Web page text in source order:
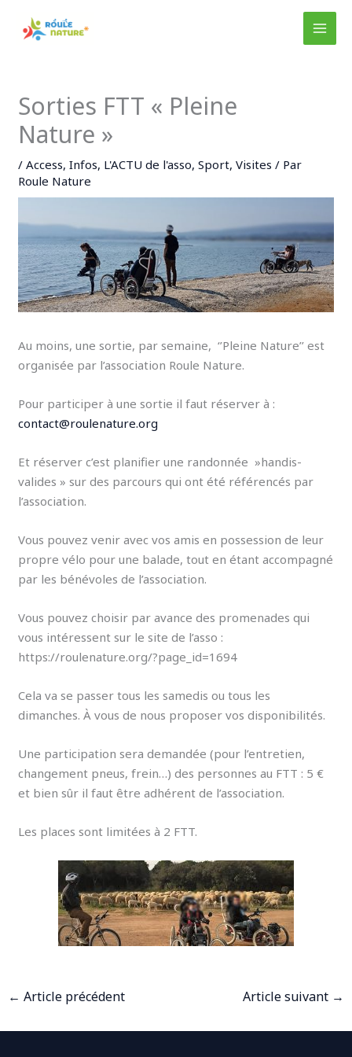
Sorties FTT « Pleine
Nature »
/Access,Infos, L'ACTU de l'asso,Sport,Visites / Par
Roule Nature
Au moins, une sortie, par semaine, ‘’Pleine Nature’’ est
organisée par l’association Roule Nature.
Pour participer à une sortie il faut réserver à :
contact@roulenature.org
Et réserver c’est planifier une randonnée »handis-
valides » sur des parcours qui ont été référencés par
l’association.
Vous pouvez venir avec vos amis en possession de leur
propre vélo pour une balade, tout en étant accompagné
par les bénévoles de l’association.
Vous pouvez choisir par avance des promenades qui
vous intéressent sur le site de l’asso :
https://roulenature.org/?page_id=1694
Cela va se passer tous les samedis ou tous les
dimanches. À vous de nous proposer vos disponibilités.
Une participation sera demandée (pour l’entretien,
changement pneus, frein…) des personnes au FTT : 5 €
et bien sûr il faut être adhérent de l’association.
Les places sont limitées à 2 FTT.
← Article précédent Article suivant →